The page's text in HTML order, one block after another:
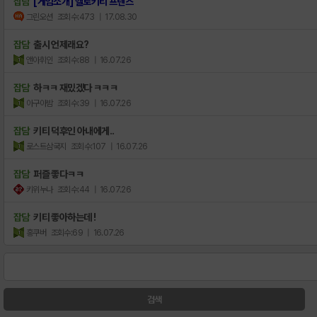
그린오션 조회수:473 | 17.08.30
잡담 출시 언제래요?
앤아휘인 조회수:88 | 16.07.26
잡담 하ㅋㅋ 재밌겠다 ㅋㅋㅋ
아구아밤 조회수:39 | 16.07.26
잡담 키티 덕후인 아내에게..
로스트삼국지 조회수:107 | 16.07.26
잡담 퍼즐 좋다ㅋㅋ
키위누나 조회수:44 | 16.07.26
잡담 키티 좋아하는데 !
홍쿠버 조회수:69 | 16.07.26
검색